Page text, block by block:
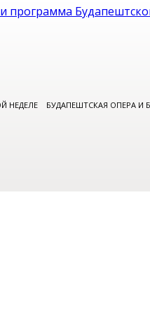
НЕДЕЛЕ БУДАПЕШТСКАЯ ОПЕРА И